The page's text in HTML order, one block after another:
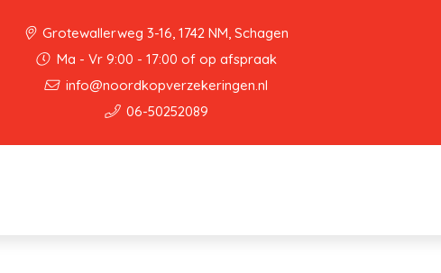
Grotewallerweg 3-16, 1742 NM, Schagen
Ma - Vr 9:00 - 17:00 of op afspraak
info@noordkopverzekeringen.nl
06-50252089